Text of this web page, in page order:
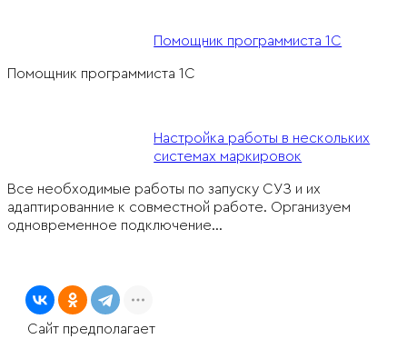
Помощник про‎граммиста 1С
Помощник программиста 1С
Настройка работы в нескольких
системах маркировок
Все необходимые работы по запуску СУЗ и их
адаптированние к совместной работе. Организуем
одновременное подключение…
Сайт предполагает